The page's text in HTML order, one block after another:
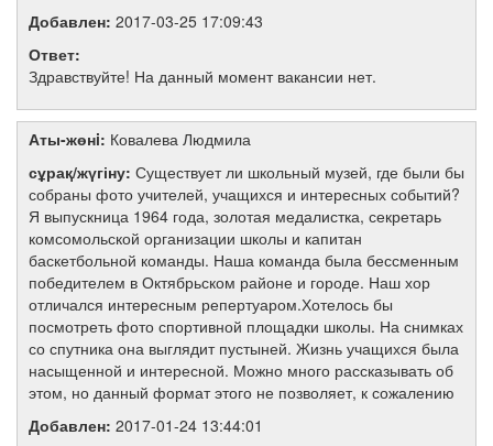
Добавлен: 2017-03-25 17:09:43
Ответ:
Здравствуйте! На данный момент вакансии нет.
Аты-жөнi: Ковалева Людмила
сұрақ/жүгіну: Существует ли школьный музей, где были бы
собраны фото учителей, учащихся и интересных событий?
Я выпускница 1964 года, золотая медалистка, секретарь
комсомольской организации школы и капитан
баскетбольной команды. Наша команда была бессменным
победителем в Октябрьском районе и городе. Наш хор
отличался интересным репертуаром.Хотелось бы
посмотреть фото спортивной площадки школы. На снимках
со спутника она выглядит пустыней. Жизнь учащихся была
насыщенной и интересной. Можно много рассказывать об
этом, но данный формат этого не позволяет, к сожалению
Добавлен: 2017-01-24 13:44:01